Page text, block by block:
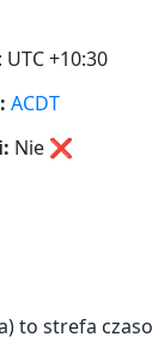
+10:30
ACDT
Nie ❌
to strefa